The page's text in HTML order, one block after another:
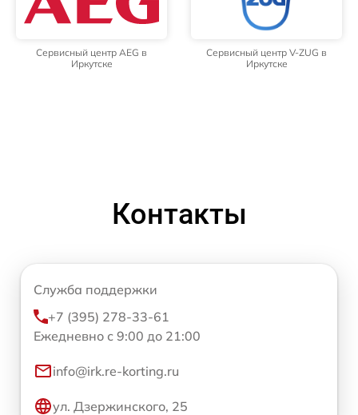
Сервисный центр AEG в
Иркутске
Сервисный центр V-ZUG в
Иркутске
Контакты
Служба поддержки
+7 (395) 278-33-61
Ежедневно с 9:00 до 21:00
info@irk.re-korting.ru
ул. Дзержинского, 25